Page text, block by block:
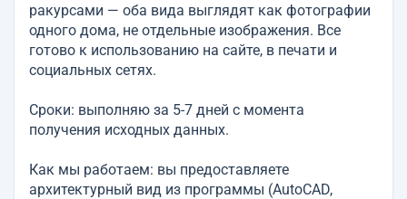
ракурсами — оба вида выглядят как фотографии
одного дома, не отдельные изображения. Все
готово к использованию на сайте, в печати и
социальных сетях.
Сроки: выполняю за 5-7 дней с момента
получения исходных данных.
Как мы работаем: вы предоставляете
архитектурный вид из программы (AutoCAD,